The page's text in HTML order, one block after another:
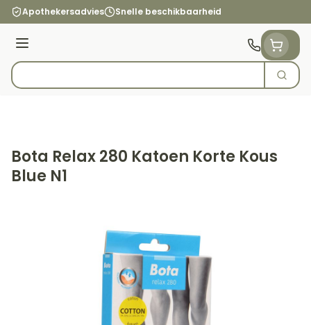
Ga naar de inhoud
Apothekersadvies Snelle beschikbaarheid
Menu
Product, merk, categorie...
Zoek
Bota Relax 280 Katoen Korte Kous
Blue N1